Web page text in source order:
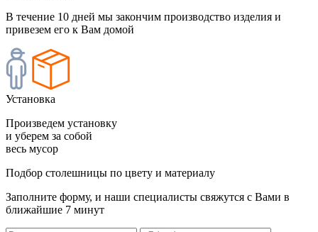
В течение 10 дней мы закончим производство изделия и
привезем его к Вам домой
Установка
Произведем установку
и уберем за собой
весь мусор
Подбор столешницы по цвету и материалу
Заполните форму, и наши специалисты свяжутся с Вами в
ближайшие 7 минут